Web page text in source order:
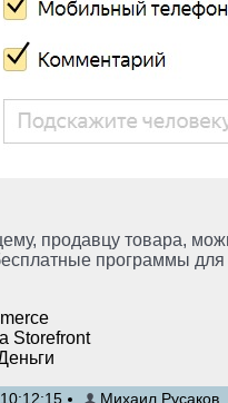
продавцу товара,
программы
Storefront
Михаил Русаков